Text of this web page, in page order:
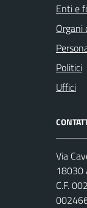
Enti e
Organi
Politici
Uffici
Via
18030
C.F.